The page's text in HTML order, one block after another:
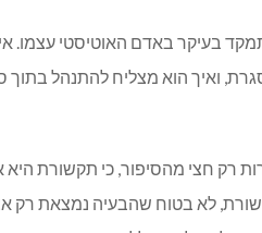
בעיקר באדם האוטיסטי עצמו.
ואיך הוא מצליח להתנהל
רק חצי מהסיפור, כי תקשורת
לא בטוח שהבעיה נמצאת